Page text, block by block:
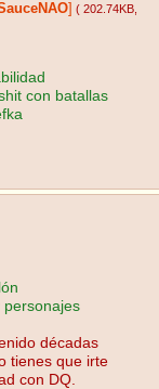
( 202.74KB
con batallas
décadas
tienes que irte
con DQ.